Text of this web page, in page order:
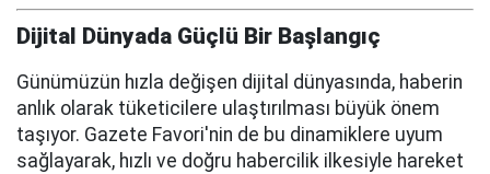
Dijital Dünyada Güçlü Bir Başlangıç
Günümüzün hızla değişen dijital dünyasında, haberin
anlık olarak tüketicilere ulaştırılması büyük önem
taşıyor. Gazete Favori'nin de bu dinamiklere uyum
sağlayarak, hızlı ve doğru habercilik ilkesiyle hareket